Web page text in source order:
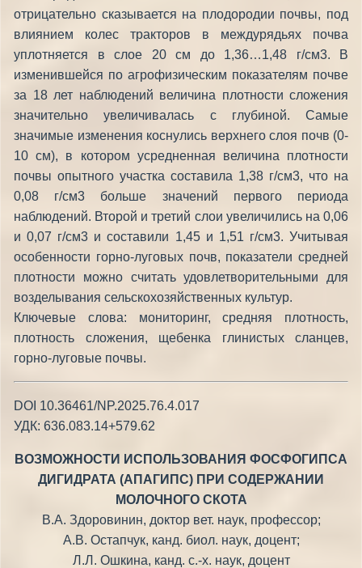
отрицательно сказывается на плодородии почвы, под
влиянием колес тракторов в междурядьях почва
уплотняется в слое 20 см до 1,36…1,48 г/см3. В
изменившейся по агрофизическим показателям почве
за 18 лет наблюдений величина плотности сложения
значительно увеличивалась с глубиной. Самые
значимые изменения коснулись верхнего слоя почв (0-
10 см), в котором усредненная величина плотности
почвы опытного участка составила 1,38 г/см3, что на
0,08 г/см3 больше значений первого периода
наблюдений. Второй и третий слои увеличились на 0,06
и 0,07 г/см3 и составили 1,45 и 1,51 г/см3. Учитывая
особенности горно-луговых почв, показатели средней
плотности можно считать удовлетворительными для
возделывания сельскохозяйственных культур.
Ключевые слова: мониторинг, средняя плотность,
плотность сложения, щебенка глинистых сланцев,
горно-луговые почвы.
DOI 10.36461/NP.2025.76.4.017
УДК: 636.083.14+579.62
ВОЗМОЖНОСТИ ИСПОЛЬЗОВАНИЯ ФОСФОГИПСА
ДИГИДРАТА (АПАГИПС) ПРИ СОДЕРЖАНИИ
МОЛОЧНОГО СКОТА
В.А. Здоровинин, доктор вет. наук, профессор;
А.В. Остапчук, канд. биол. наук, доцент;
Л.Л. Ошкина, канд. с.-х. наук, доцент